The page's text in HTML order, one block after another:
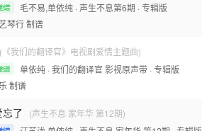
谱 毛不易,单依纯 · 声生不息第6期 · 专辑版
琴行制谱
(《我们的翻译官》电视剧爱情主题曲)
谱 单依纯 · 我们的翻译官 影视原声带 · 专辑版
制谱
了 (声生不息·家年华 第12期)